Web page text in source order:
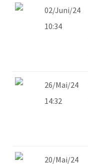
02/Juni/24
10:34
26/Mai/24
14:32
20/Mai/24